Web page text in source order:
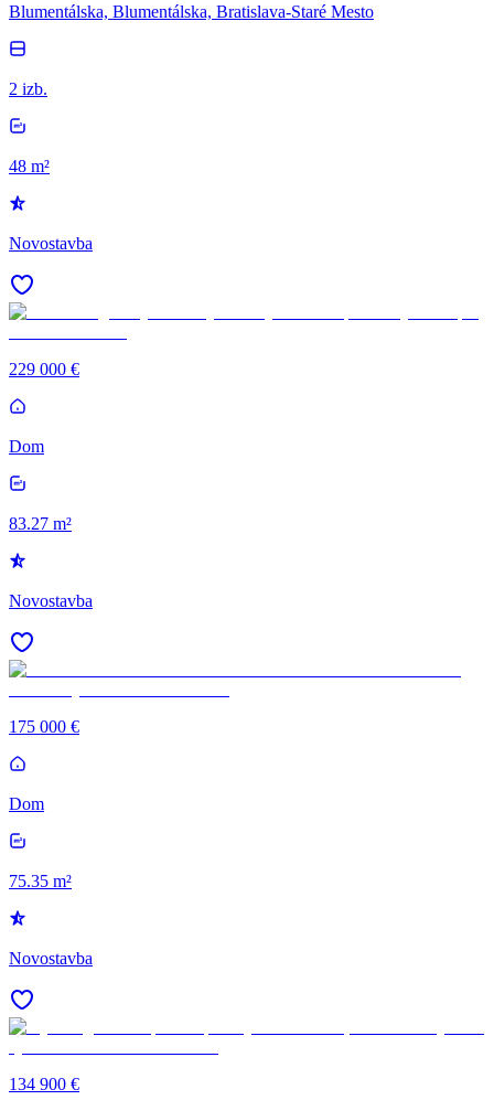
Blumentálska, Blumentálska, Bratislava-Staré Mesto
2 izb.
48 m²
Novostavba
229 000 €
Dom
83.27 m²
Novostavba
175 000 €
Dom
75.35 m²
Novostavba
134 900 €